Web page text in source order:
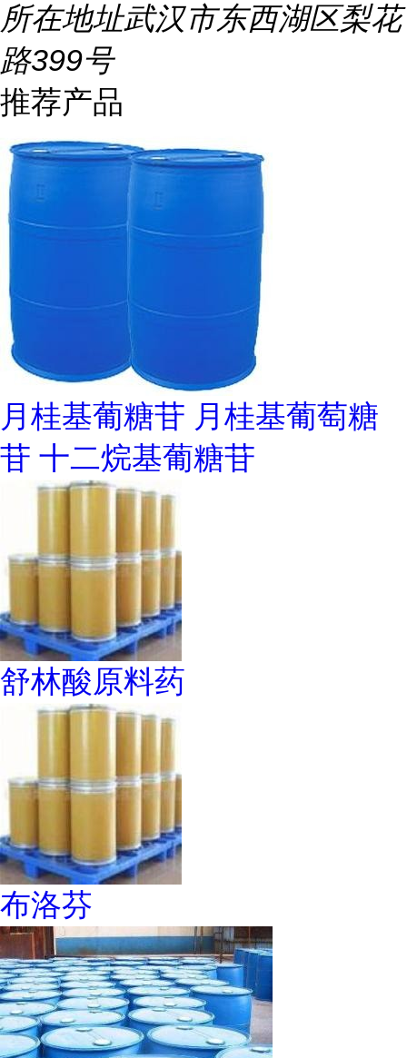
所在地址武汉市东西湖区梨花
路399号
推荐产品
月桂基葡糖苷 月桂基葡萄糖
苷 十二烷基葡糖苷
舒林酸原料药
布洛芬